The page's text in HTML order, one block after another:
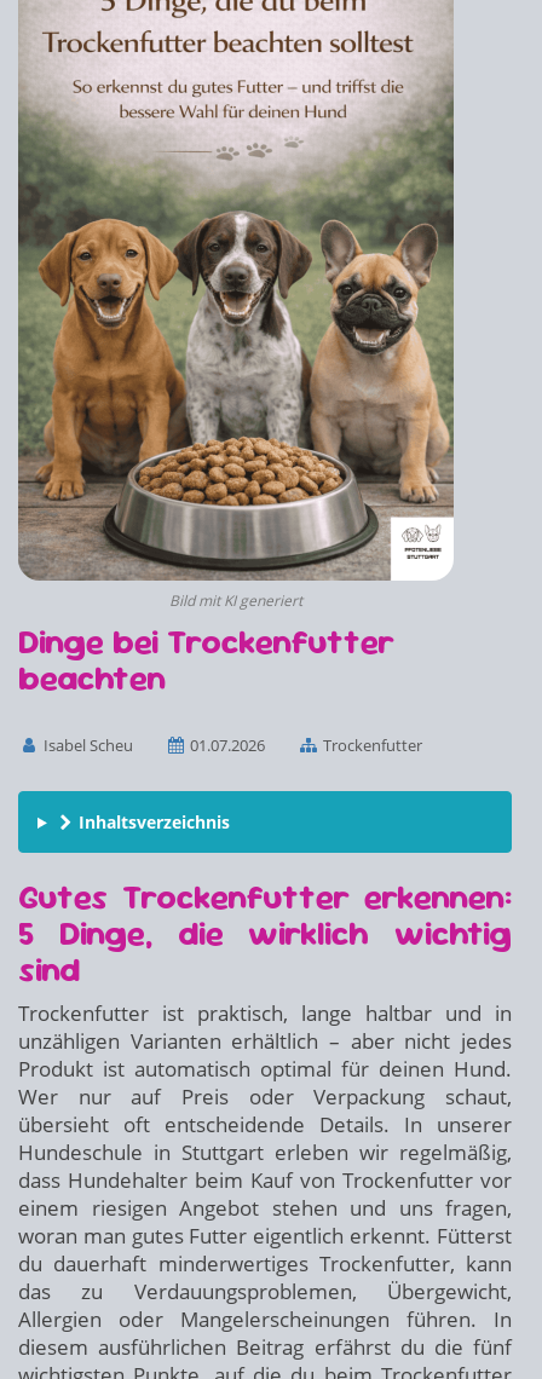
Bild mit KI generiert
Dinge bei Trockenfutter
beachten
Isabel Scheu 01.07.2026 Trockenfutter
Inhaltsverzeichnis
Gutes Trockenfutter erkennen:
5 Dinge, die wirklich wichtig
sind
Trockenfutter ist praktisch, lange haltbar und in
unzähligen Varianten erhältlich – aber nicht jedes
Produkt ist automatisch optimal für deinen Hund.
Wer nur auf Preis oder Verpackung schaut,
übersieht oft entscheidende Details. In unserer
Hundeschule in Stuttgart erleben wir regelmäßig,
dass Hundehalter beim Kauf von Trockenfutter vor
einem riesigen Angebot stehen und uns fragen,
woran man gutes Futter eigentlich erkennt. Fütterst
du dauerhaft minderwertiges Trockenfutter, kann
das zu Verdauungsproblemen, Übergewicht,
Allergien oder Mangelerscheinungen führen. In
diesem ausführlichen Beitrag erfährst du die fünf